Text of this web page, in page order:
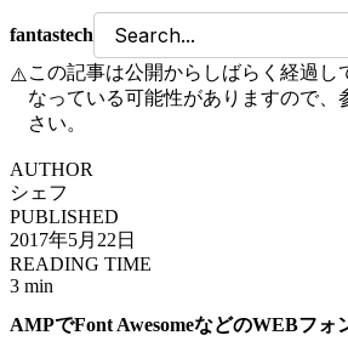
fantastech
⚠️この記事は公開からしばらく経過し
なっている可能性がありますので、
さい。
AUTHOR
シェフ
PUBLISHED
2017年5月22日
READING TIME
3 min
AMPでFont AwesomeなどのWEBフォ